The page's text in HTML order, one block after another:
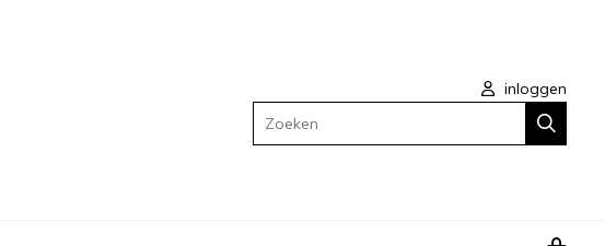
inloggen
Zoeken